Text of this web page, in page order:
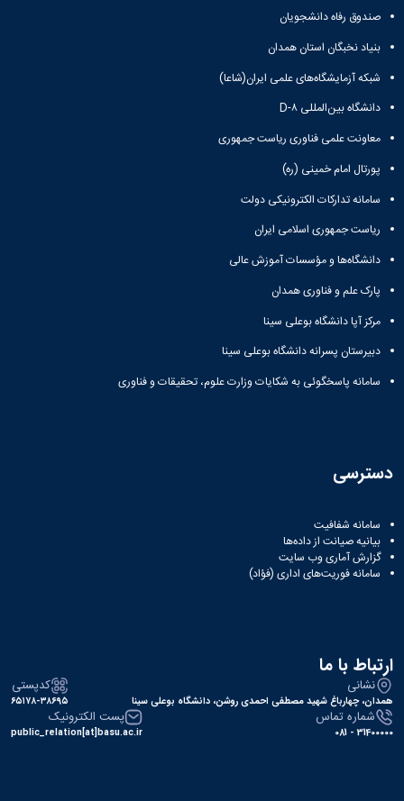
صندوق رفاه دانشجویان
بنیاد نخبگان استان همدان
شبکه آزمایشگاه‌های علمی ایران(شاعا)
دانشگاه بین‌المللی D-۸
معاونت علمی فناوری ریاست جمهوری
پورتال امام خمینی (ره)
سامانه تدارکات الکترونیکی دولت
ریاست جمهوری اسلامی ایران
دانشگاه‌ها و مؤسسات آموزش عالی
پارک علم و فناوری همدان
مرکز آپا دانشگاه بوعلی سینا
دبیرستان پسرانه دانشگاه بوعلی سینا
سامانه پاسخگوئی به شکایات وزارت علوم، تحقیقات و فناوری
دسترسی
سامانه شفافیت
بیانیه صیانت از داده‌ها
گزارش آماری وب‌ سایت
سامانه فوریت‌های اداری (فؤاد)
ارتباط با ما
نشانی
همدان، چهارباغ شهید مصطفی احمدی روشن، دانشگاه بوعلی سینا
کدپستی
۶۵۱۷۸-۳۸۶۹۵
شماره تماس
31400000 - 081
پست الکترونیک
public_relation[at]basu.ac.ir